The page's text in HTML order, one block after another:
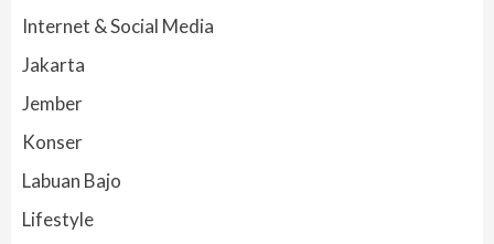
Internet & Social Media
Jakarta
Jember
Konser
Labuan Bajo
Lifestyle